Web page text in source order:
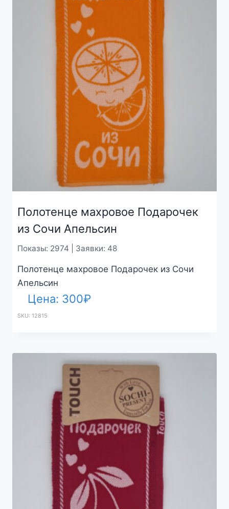
Полотенце махровое Подарочек
из Сочи Апельсин
Показы: 2974 | Заявки: 48
Полотенце махровое Подарочек из Сочи
Апельсин
Цена: 300₽
SKU: 12815